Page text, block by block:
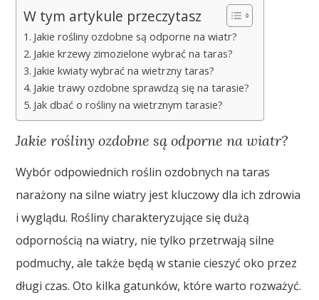
W tym artykule przeczytasz
Jakie rośliny ozdobne są odporne na wiatr?
Jakie krzewy zimozielone wybrać na taras?
Jakie kwiaty wybrać na wietrzny taras?
Jakie trawy ozdobne sprawdzą się na tarasie?
Jak dbać o rośliny na wietrznym tarasie?
Jakie rośliny ozdobne są odporne na wiatr?
Wybór odpowiednich roślin ozdobnych na taras
narażony na silne wiatry jest kluczowy dla ich zdrowia
i wyglądu. Rośliny charakteryzujące się dużą
odpornością na wiatry, nie tylko przetrwają silne
podmuchy, ale także będą w stanie cieszyć oko przez
długi czas. Oto kilka gatunków, które warto rozważyć.